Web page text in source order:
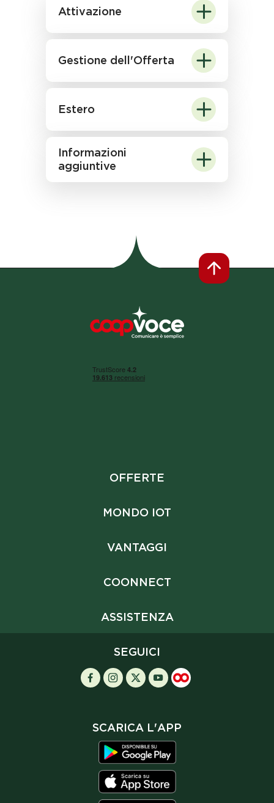
Attivazione
Gestione dell'Offerta
Estero
Informazioni
aggiuntive
OFFERTE
MONDO IOT
VANTAGGI
COONNECT
ASSISTENZA
SEGUICI
SCARICA L'APP